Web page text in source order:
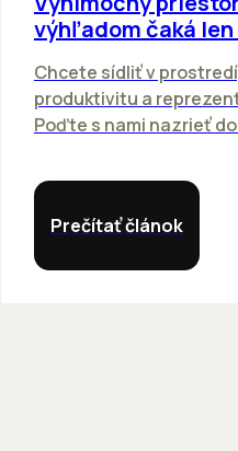
výhľadom čaká len
Chcete sídliť v
produktivitu a
Poďte s nami nazrieť
Prečítať článok